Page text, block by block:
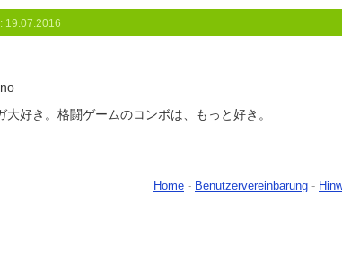
19.07.2016
大好き。格闘ゲームのコンボは、もっと好き。
Home - Benutzervereinbarung -